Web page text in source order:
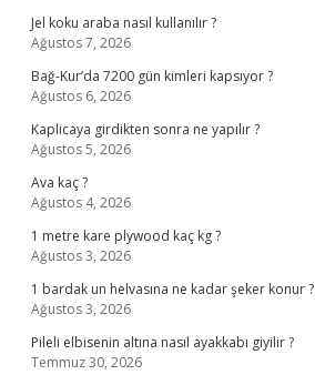
Jel koku araba nasıl kullanılır ?
Ağustos 7, 2026
Bağ-Kur’da 7200 gün kimleri kapsıyor ?
Ağustos 6, 2026
Kaplicaya girdikten sonra ne yapılır ?
Ağustos 5, 2026
Ava kaç ?
Ağustos 4, 2026
1 metre kare plywood kaç kg ?
Ağustos 3, 2026
1 bardak un helvasına ne kadar şeker konur ?
Ağustos 3, 2026
Pileli elbisenin altına nasıl ayakkabı giyilir ?
Temmuz 30, 2026